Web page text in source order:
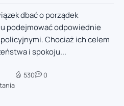
dbać o porządek
podejmować odpowiednie
Chociaż ich celem
i spokoju...
530 0